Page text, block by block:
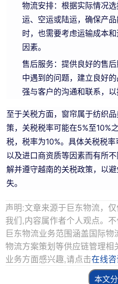
物流安排：根据实际情况
运、空运或陆运，确保产
时，也需要考虑运输成本
因素。
售后服务：提供良好的售
中遇到的问题，建立良好
强与客户的沟通和联系，
至于关税方面，窗帘属于纺织
策，关税税率可能在5%至10%
税，税率为10%。具体关税税
以及进口商资质等因素而有所
解并遵守越南的关税政策，以
失。
声明:文章来源于巨东物流，
我们,内容属作者个人观点。不
巨东物流业务范围涵盖国际物
物流方案策划等供应链管理
业务方面感兴趣,请点击在线咨
本文